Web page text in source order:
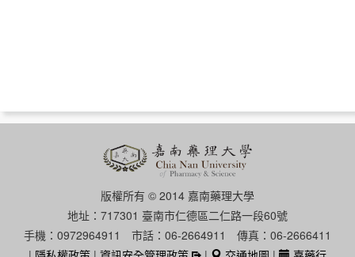
版權所有 © 2014 嘉南藥理大學
地址：717301 臺南市仁德區二仁路一段60號
手機：0972964911 市話：06-2664911 傳真：06-2666411